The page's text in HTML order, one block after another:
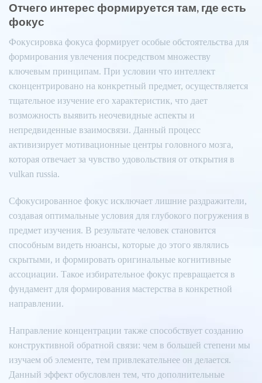
Отчего интерес формируется там, где есть
фокус
Фокусировка фокуса формирует особые обстоятельства для
формирования увлечения посредством множеству
ключевым принципам. При условии что интеллект
сконцентрировано на конкретный предмет, осуществляется
тщательное изучение его характеристик, что дает
возможность выявить неочевидные аспекты и
непредвиденные взаимосвязи. Данный процесс
активизирует мотивационные центры головного мозга,
которая отвечает за чувство удовольствия от открытия в
vulkan russia.
Сфокусированное фокус исключает лишние раздражители,
создавая оптимальные условия для глубокого погружения в
предмет изучения. В результате человек становится
способным видеть нюансы, которые до этого являлись
скрытыми, и формировать оригинальные когнитивные
ассоциации. Такое избирательное фокус превращается в
фундамент для формирования мастерства в конкретной
направлении.
Направление концентрации также способствует созданию
конструктивной обратной связи: чем в большей степени мы
изучаем об элементе, тем привлекательнее он делается.
Данный эффект обусловлен тем, что дополнительные